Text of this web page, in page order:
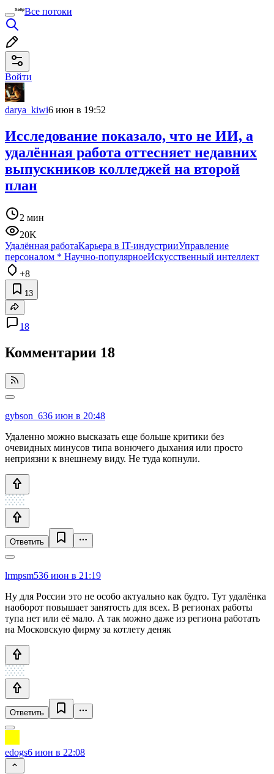
Все потоки
Войти
darya_kiwi6 июн в 19:52
Исследование показало, что не ИИ, а
удалённая работа оттесняет недавних
выпускников колледжей на второй
план
2 мин
20K
Удалённая работаКарьера в IT-индустрииУправление
персоналом * Научно-популярноеИскусственный интеллект
+8
13
18
Комментарии 18
gybson_636 июн в 20:48
Удаленно можно высказать еще больше критики без
очевидных минусов типа вонючего дыхания или просто
неприязни к внешнему виду. Не туда копнули.
Ответить
lrmpsm536 июн в 21:19
Ну для России это не особо актуально как будто. Тут удалёнка
наоборот повышает занятость для всех. В регионах работы
тупа нет или её мало. А так можно даже из региона работать
на Московскую фирму за котлету деняк
Ответить
edogs6 июн в 22:08